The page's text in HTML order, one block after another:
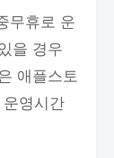
무휴로 운
을 경우
애플스토
영시간